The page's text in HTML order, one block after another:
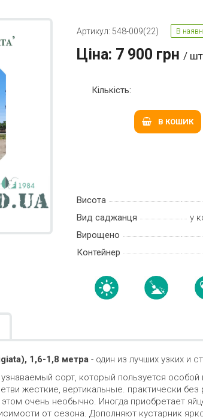
Артикул: 548-009(22) В
Ціна: 7 900 грн / шт
Кількість:
В КОШИК
Висота
Вид саджанця
у
Вирощено
Контейнер
1,6-1,8 метра - один из лучших узких и
сорт, который пользуется
жесткие, вертикальные. практически
очень необычно. Иногда приобретает
от сезона. Дополняют кустарник